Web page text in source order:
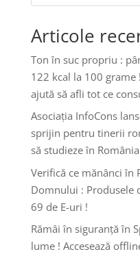
Articole
Ton în suc propriu :
122 kcal la 100 grame
ajută să afli tot ce
Asociația InfoCons
sprijin pentru tinerii
să studieze în România
Verifică ce mănânci în
Domnului : Produsele
69 de E-uri !
Rămâi în siguranță în
lume ! Accesează